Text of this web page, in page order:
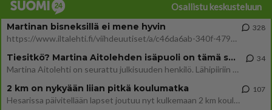
Osallistu keskusteluun
Martinan bisneksillä ei mene hyvin
https://www.iltalehti.fi/viihdeuutiset/a/c46da6ab-340f-4790-aaa7-0865eed2336 Yrityksen konkurssihakemus on tullut kärä
328
Tiesitkö? Martina Aitolehden isäpuoli on tämä suosittu laulaja
Martina Aitolehti on seurattu julkisuuden henkilö. Lähipiiriin mahtuu muitakin tunnettuja henkilöitä. Tiesitkö, että Ma
34
2 km on nykyään liian pitkä koulumatka
Hesarissa päivitellään lapset joutuu nyt kulkemaan 2 km kouluun jösses. Ruostefillarilla tuo matka menee vaikka miten äk
107